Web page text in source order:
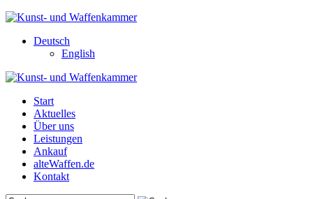
Deutsch
English
Start
Aktuelles
Über uns
Leistungen
Ankauf
alteWaffen.de
Kontakt